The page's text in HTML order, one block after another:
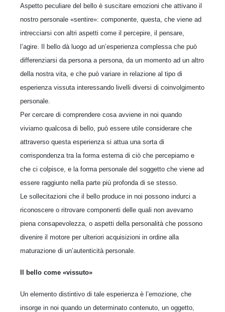
Aspetto peculiare del bello è suscitare emozioni che attivano il
nostro personale «sentire»: componente, questa, che viene ad
intrecciarsi con altri aspetti come il percepire, il pensare,
l’agire. Il bello dà luogo ad un’esperienza complessa che può
differenziarsi da persona a persona, da un momento ad un altro
della nostra vita, e che può variare in relazione al tipo di
esperienza vissuta interessando livelli diversi di coinvolgimento
personale.
Per cercare di comprendere cosa avviene in noi quando
viviamo qualcosa di bello, può essere utile considerare che
attraverso questa esperienza si attua una sorta di
corrispondenza tra la forma esterna di ciò che percepiamo e
che ci colpisce, e la forma personale del soggetto che viene ad
essere raggiunto nella parte più profonda di se stesso.
Le sollecitazioni che il bello produce in noi possono indurci a
riconoscere o ritrovare componenti delle quali non avevamo
piena consapevolezza, o aspetti della personalità che possono
divenire il motore per ulteriori acquisizioni in ordine alla
maturazione di un’autenticità personale.
Il bello come «vissuto»
Un elemento distintivo di tale esperienza è l’emozione, che
insorge in noi quando un determinato contenuto, un oggetto,